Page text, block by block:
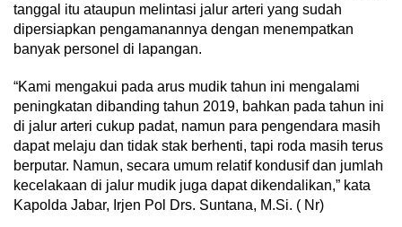
tanggal itu ataupun melintasi jalur arteri yang sudah
dipersiapkan pengamanannya dengan menempatkan
banyak personel di lapangan.
“Kami mengakui pada arus mudik tahun ini mengalami
peningkatan dibanding tahun 2019, bahkan pada tahun ini
di jalur arteri cukup padat, namun para pengendara masih
dapat melaju dan tidak stak berhenti, tapi roda masih terus
berputar. Namun, secara umum relatif kondusif dan jumlah
kecelakaan di jalur mudik juga dapat dikendalikan,” kata
Kapolda Jabar, Irjen Pol Drs. Suntana, M.Si. ( Nr)